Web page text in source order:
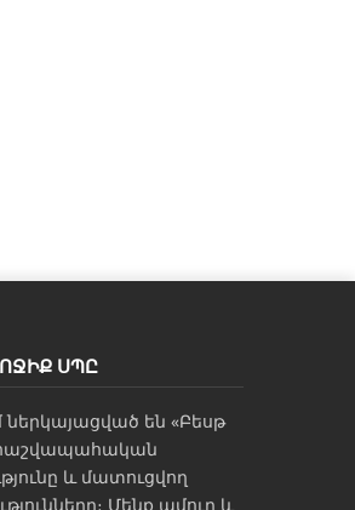
ՍՊԸ
ներկայացված են «Բեսթ
հաշվապահական
և մատուցվող
Մենք ամուր և